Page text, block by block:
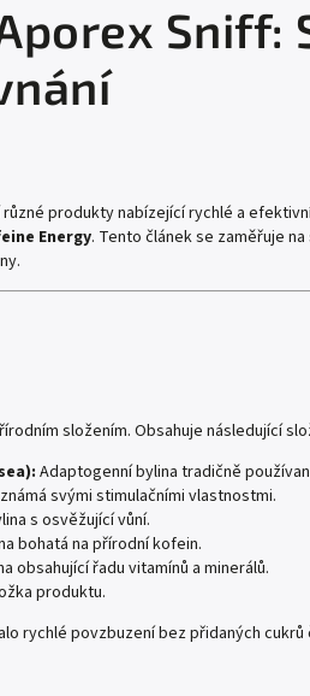
Sniff:
produkty nabízející rychlé a
Energy. Tento článek se zaměřuje
složením. Obsahuje následující
Adaptogenní bylina tradičně
svými stimulačními vlastnostmi.
s osvěžující vůní.
bohatá na přírodní kofein.
obsahující řadu vitamínů a minerálů.
produktu.
rychlé povzbuzení bez přidaných cukrů